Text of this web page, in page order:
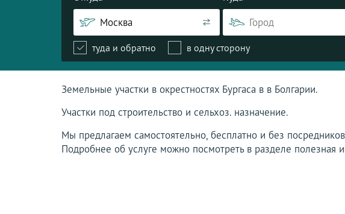
туда и обратно в одну сторону
Земельные участки в окрестностях Бургаса в в Болгарии.
Участки под строительство и сельхоз. назначение.
Мы предлагаем самостоятельно, бесплатно и без
Подробнее об услуге можно посмотреть в разделе полезная